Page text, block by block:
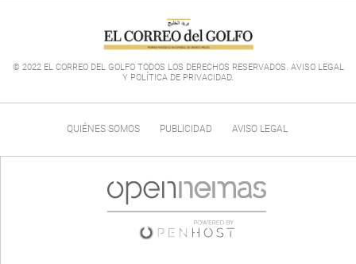
© 2022 EL CORREO DEL GOLFO TODOS LOS DERECHOS RESERVADOS. AVISO LEGAL
Y POLÍTICA DE PRIVACIDAD.
QUIÉNES SOMOS PUBLICIDAD AVISO LEGAL